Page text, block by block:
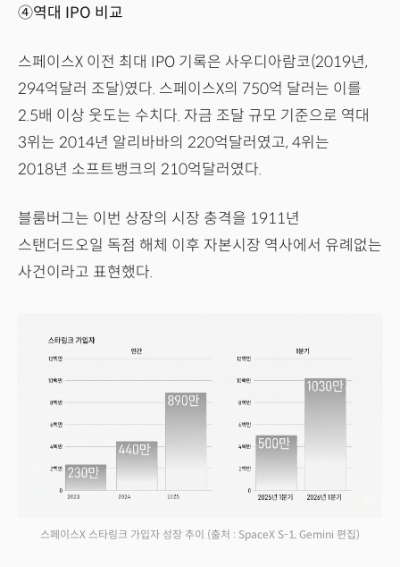
④역대 IPO 비교
스페이스X 이전 최대 IPO 기록은 사우디아람코(2019년,
294억달러 조달)였다. 스페이스X의 750억 달러는 이를
2.5배 이상 웃도는 수치다. 자금 조달 규모 기준으로 역대
3위는 2014년 알리바바의 220억달러였고, 4위는
2018년 소프트뱅크의 210억달러였다.
블룸버그는 이번 상장의 시장 충격을 1911년
스탠더드오일 독점 해체 이후 자본시장 역사에서 유례없는
사건이라고 표현했다.
스페이스X 스타링크 가입자 성장 추이 (출처 : SpaceX S-1, Gemini 편집)